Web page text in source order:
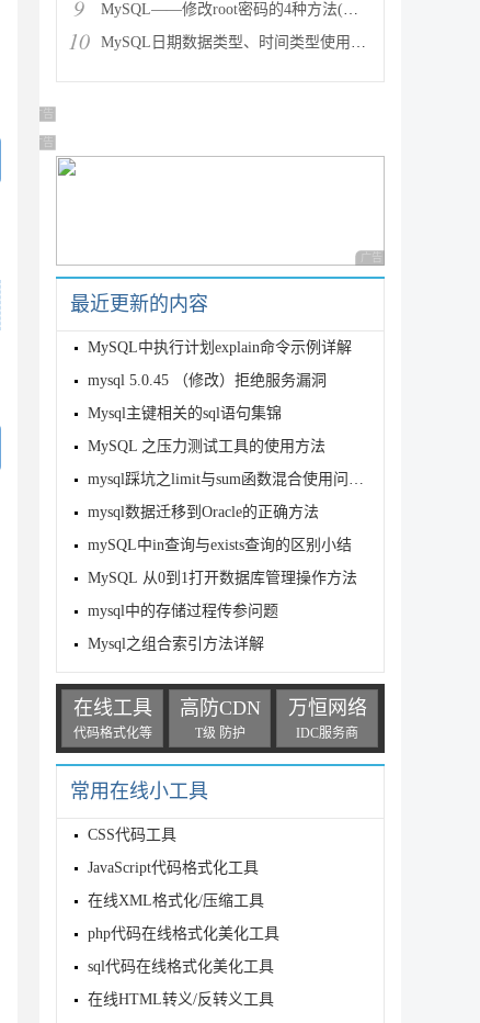
9 MySQL——修改root密码的4种方法(以windows为
10 MySQL日期数据类型、时间类型使用总结
广告 商业广告，理性选择
广告 商业广告，理性选择
广告 商业广告，理性
最近更新的内容
MySQL中执行计划explain命令示例详解
mysql 5.0.45 （修改）拒绝服务漏洞
Mysql主键相关的sql语句集锦
MySQL 之压力测试工具的使用方法
mysql踩坑之limit与sum函数混合使用问题详解
mysql数据迁移到Oracle的正确方法
mySQL中in查询与exists查询的区别小结
MySQL 从0到1打开数据库管理操作方法
mysql中的存储过程传参问题
Mysql之组合索引方法详解
在线工具
代码格式化等
高防CDN
T级 防护
万恒网络
IDC服务商
常用在线小工具
CSS代码工具
JavaScript代码格式化工具
在线XML格式化/压缩工具
php代码在线格式化美化工具
sql代码在线格式化美化工具
在线HTML转义/反转义工具